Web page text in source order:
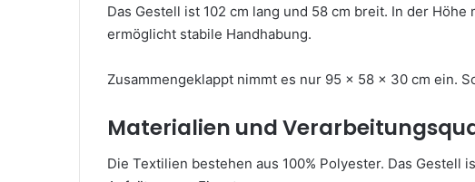
Das Gestell ist 102 cm lang und 58 cm breit. In der Höhe
ermöglicht stabile Handhabung.
Zusammengeklappt nimmt es nur 95 x 58 x 30 cm ein.
Materialien und
Die Textilien bestehen aus 100% Polyester. Das